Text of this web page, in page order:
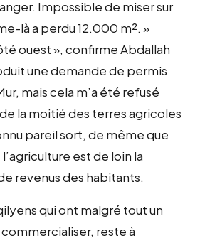
Impossible de miser sur
là a perdu 12.000 m². »
ouest », confirme Abdallah
une demande de permis
mais cela m’a été refusé
de la moitié des terres agricoles
pareil sort, de même que
est de loin la
revenus des habitants.
qui ont malgré tout un
reste à